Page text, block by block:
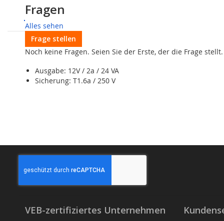
Jablotron
Für die Yes-107k, Yes-83k und Yes-120Z.
Spezifikationen:
Ausgabe: 12V / 2a / 24 VA
Sicherung: T1.6a / 250 V
Kundenbewertungen
Fragen
Alles sehen
Frage stellen
Noch keine Fragen. Seien Sie der Erste, der die Frage stellt.
VEB-zertifiziertes Unternehmen